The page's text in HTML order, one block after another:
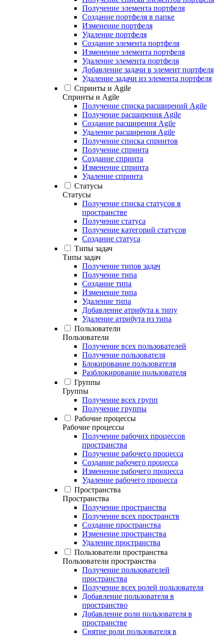
Получение элемента портфеля
Создание портфеля в папке
Изменение портфеля
Удаление портфеля
Создание элемента портфеля
Изменение элемента портфеля
Удаление элемента портфеля
Добавление задачи в элемент портфеля
Удаление задачи из элемента портфеля
Спринты и Agile
Спринты и Agile
Получение списка расширений Agile
Получение расширения Agile
Создание расширения Agile
Удаление расширения Agile
Получение списка спринтов
Получение спринта
Создание спринта
Изменение спринта
Удаление спринта
Статусы
Статусы
Получение списка статусов в
пространстве
Получение статуса
Получение категорий статусов
Создание статуса
Типы задач
Типы задач
Получение типов задач
Получение типа
Создание типа
Изменение типа
Удаление типа
Добавление атрибута к типу
Удаление атрибута из типа
Пользователи
Пользователи
Получение всех пользователей
Получение пользователя
Блокирование пользователя
Разблокирование пользователя
Группы
Группы
Получение всех групп
Получение группы
Рабочие процессы
Рабочие процессы
Получение рабочих процессов
пространства
Получение рабочего процесса
Создание рабочего процесса
Изменение рабочего процесса
Удаление рабочего процесса
Пространства
Пространства
Получение пространства
Получение всех пространств
Создание пространства
Изменение пространства
Удаление пространства
Пользователи пространства
Пользователи пространства
Получение пользователей
пространства
Получение всех ролей пользователя
Добавление пользователя в
пространство
Добавление роли пользователя в
пространстве
Снятие роли пользователя в